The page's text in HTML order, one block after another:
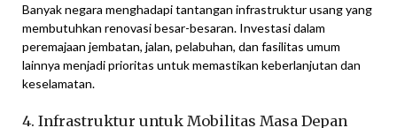
Banyak negara menghadapi tantangan infrastruktur usang yang
membutuhkan renovasi besar-besaran. Investasi dalam
peremajaan jembatan, jalan, pelabuhan, dan fasilitas umum
lainnya menjadi prioritas untuk memastikan keberlanjutan dan
keselamatan.
4. Infrastruktur untuk Mobilitas Masa Depan